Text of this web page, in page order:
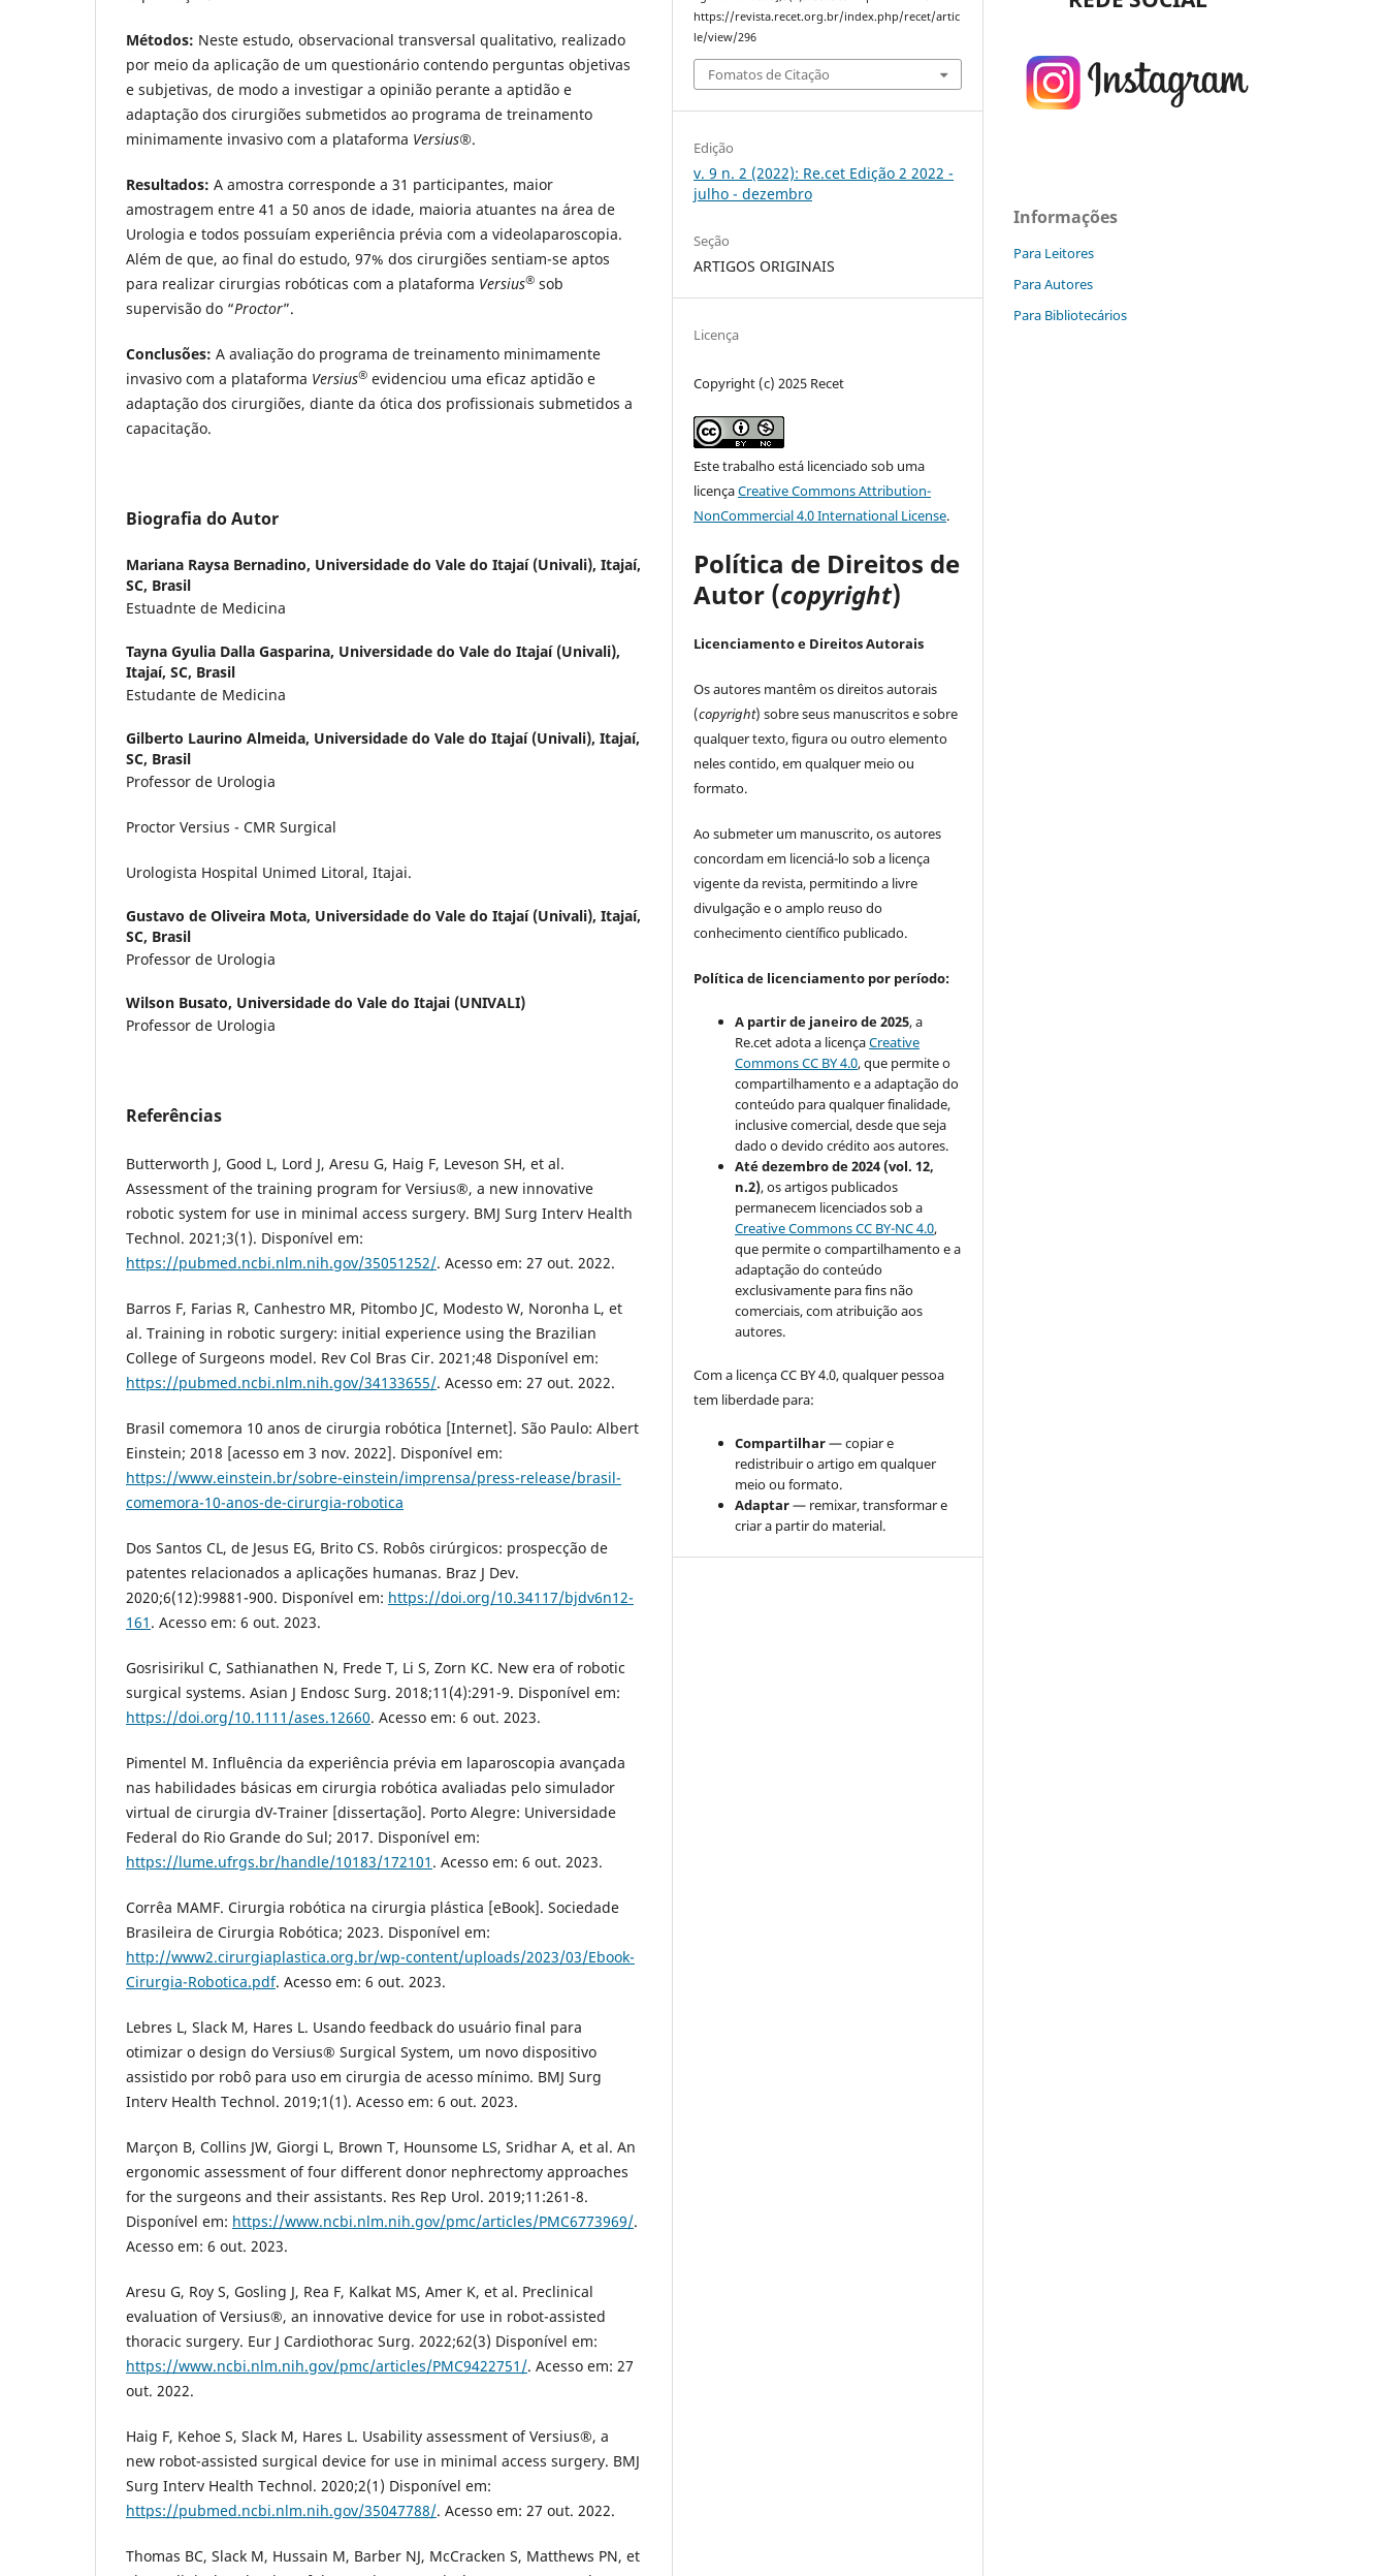
Métodos: Neste estudo, observacional transversal qualitativo, realizado
por meio da aplicação de um questionário contendo perguntas objetivas
e subjetivas, de modo a investigar a opinião perante a aptidão e
adaptação dos cirurgiões submetidos ao programa de treinamento
minimamente invasivo com a plataforma Versius®.
Resultados: A amostra corresponde a 31 participantes, maior
amostragem entre 41 a 50 anos de idade, maioria atuantes na área de
Urologia e todos possuíam experiência prévia com a videolaparoscopia.
Além de que, ao final do estudo, 97% dos cirurgiões sentiam-se aptos
para realizar cirurgias robóticas com a plataforma Versius® sob
supervisão do “Proctor”.
Conclusões: A avaliação do programa de treinamento minimamente
invasivo com a plataforma Versius® evidenciou uma eficaz aptidão e
adaptação dos cirurgiões, diante da ótica dos profissionais submetidos a
capacitação.
Biografia do Autor
Mariana Raysa Bernadino, Universidade do Vale do Itajaí (Univali), Itajaí,
SC, Brasil
Estuadnte de Medicina
Tayna Gyulia Dalla Gasparina, Universidade do Vale do Itajaí (Univali),
Itajaí, SC, Brasil
Estudante de Medicina
Gilberto Laurino Almeida, Universidade do Vale do Itajaí (Univali), Itajaí,
SC, Brasil
Professor de Urologia
Proctor Versius - CMR Surgical
Urologista Hospital Unimed Litoral, Itajai.
Gustavo de Oliveira Mota, Universidade do Vale do Itajaí (Univali), Itajaí,
SC, Brasil
Professor de Urologia
Wilson Busato, Universidade do Vale do Itajai (UNIVALI)
Professor de Urologia
Referências
Butterworth J, Good L, Lord J, Aresu G, Haig F, Leveson SH, et al.
Assessment of the training program for Versius®, a new innovative
robotic system for use in minimal access surgery. BMJ Surg Interv Health
Technol. 2021;3(1). Disponível em:
https://pubmed.ncbi.nlm.nih.gov/35051252/. Acesso em: 27 out. 2022.
Barros F, Farias R, Canhestro MR, Pitombo JC, Modesto W, Noronha L, et
al. Training in robotic surgery: initial experience using the Brazilian
College of Surgeons model. Rev Col Bras Cir. 2021;48 Disponível em:
https://pubmed.ncbi.nlm.nih.gov/34133655/. Acesso em: 27 out. 2022.
Brasil comemora 10 anos de cirurgia robótica [Internet]. São Paulo: Albert
Einstein; 2018 [acesso em 3 nov. 2022]. Disponível em:
https://www.einstein.br/sobre-einstein/imprensa/press-release/brasil-
comemora-10-anos-de-cirurgia-robotica
Dos Santos CL, de Jesus EG, Brito CS. Robôs cirúrgicos: prospecção de
patentes relacionados a aplicações humanas. Braz J Dev.
2020;6(12):99881-900. Disponível em: https://doi.org/10.34117/bjdv6n12-
161 . Acesso em: 6 out. 2023.
Gosrisirikul C, Sathianathen N, Frede T, Li S, Zorn KC. New era of robotic
surgical systems. Asian J Endosc Surg. 2018;11(4):291-9. Disponível em:
https://doi.org/10.1111/ases.12660. Acesso em: 6 out. 2023.
Pimentel M. Influência da experiência prévia em laparoscopia avançada
nas habilidades básicas em cirurgia robótica avaliadas pelo simulador
virtual de cirurgia dV-Trainer [dissertação]. Porto Alegre: Universidade
Federal do Rio Grande do Sul; 2017. Disponível em:
https://lume.ufrgs.br/handle/10183/172101 . Acesso em: 6 out. 2023.
Corrêa MAMF. Cirurgia robótica na cirurgia plástica [eBook]. Sociedade
Brasileira de Cirurgia Robótica; 2023. Disponível em:
http://www2.cirurgiaplastica.org.br/wp-content/uploads/2023/03/Ebook-
Cirurgia-Robotica.pdf. Acesso em: 6 out. 2023.
Lebres L, Slack M, Hares L. Usando feedback do usuário final para
otimizar o design do Versius® Surgical System, um novo dispositivo
assistido por robô para uso em cirurgia de acesso mínimo. BMJ Surg
Interv Health Technol. 2019;1(1). Acesso em: 6 out. 2023.
Marçon B, Collins JW, Giorgi L, Brown T, Hounsome LS, Sridhar A, et al. An
ergonomic assessment of four different donor nephrectomy approaches
for the surgeons and their assistants. Res Rep Urol. 2019;11:261-8.
Disponível em: https://www.ncbi.nlm.nih.gov/pmc/articles/PMC6773969/.
Acesso em: 6 out. 2023.
Aresu G, Roy S, Gosling J, Rea F, Kalkat MS, Amer K, et al. Preclinical
evaluation of Versius®, an innovative device for use in robot-assisted
thoracic surgery. Eur J Cardiothorac Surg. 2022;62(3) Disponível em:
https://www.ncbi.nlm.nih.gov/pmc/articles/PMC9422751/. Acesso em: 27
out. 2022.
Haig F, Kehoe S, Slack M, Hares L. Usability assessment of Versius®, a
new robot-assisted surgical device for use in minimal access surgery. BMJ
Surg Interv Health Technol. 2020;2(1) Disponível em:
https://pubmed.ncbi.nlm.nih.gov/35047788/. Acesso em: 27 out. 2022.
Thomas BC, Slack M, Hussain M, Barber NJ, McCracken S, Matthews PN, et
https://revista.recet.org.br/index.php/recet/artic
le/view/296
Fomatos de Citação
Edição
v. 9 n. 2 (2022): Re.cet Edição 2 2022 -
julho - dezembro
Seção
ARTIGOS ORIGINAIS
Licença
Copyright (c) 2025 Recet
Este trabalho está licenciado sob uma
licençaCreative Commons Attribution-
NonCommercial 4.0 International License.
Política de Direitos de
Autor (copyright)
Licenciamento e Direitos Autorais
Os autores mantêm os direitos autorais
(copyright) sobre seus manuscritos e sobre
qualquer texto, figura ou outro elemento
neles contido, em qualquer meio ou
formato.
Ao submeter um manuscrito, os autores
concordam em licenciá-lo sob a licença
vigente da revista, permitindo a livre
divulgação e o amplo reuso do
conhecimento científico publicado.
Política de licenciamento por período:
A partir de janeiro de 2025, a
Re.cet adota a licençaCreative
Commons CC BY 4.0, que permite o
compartilhamento e a adaptação do
conteúdo para qualquer finalidade,
inclusive comercial, desde que seja
dado o devido crédito aos autores.
Até dezembro de 2024 (vol. 12,
n.2), os artigos publicados
permanecem licenciados sob a
Creative Commons CC BY-NC 4.0,
que permite o compartilhamento e a
adaptação do conteúdo
exclusivamente para fins não
comerciais, com atribuição aos
autores.
Com a licença CC BY 4.0, qualquer pessoa
tem liberdade para:
Compartilhar— copiar e
redistribuir o artigo em qualquer
meio ou formato.
Adaptar— remixar, transformar e
criar a partir do material.
Informações
Para Leitores
Para Autores
Para Bibliotecários